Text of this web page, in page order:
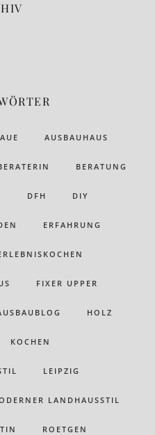
AUE AUSBAUHAUS
BERATUNG
DFH DIY
ERFAHRUNG
FIXER UPPER
HOLZ
KOCHEN
LEIPZIG
LANDHAUSSTIL
ROETGEN